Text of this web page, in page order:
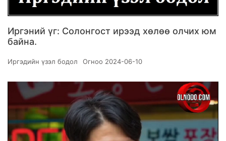
Иргэний үг: Солонгост ирээд хөлөө олчих юм
байна.
Иргэдийн үзэл бодол Огноо 2024-06-10